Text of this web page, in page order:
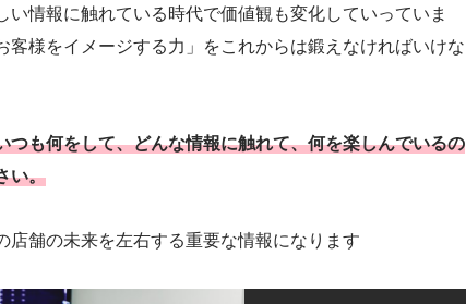
い情報に触れている時代で価値観も変化していっていま
客様をイメージする力」をこれからは鍛えなければいけな
つも何をして、どんな情報に触れて、何を楽しんでいるの
い。
店舗の未来を左右する重要な情報になります